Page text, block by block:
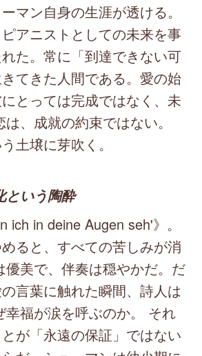
マン自身の生涯が透ける。
アニストとしての未来を事
た。常に「到達できない可
てきた人間である。愛の始
とっては完成ではなく、未
、成就の約束ではない。
土壌に芽吹く。
いう陶酔
in deine Augen seh'》。
めると、すべての苦しみが消
優美で、伴奏は穏やかだ。だ
言葉に触れた瞬間、詩人は
幸福が涙を呼ぶのか。 それ
が「永遠の保証」ではない